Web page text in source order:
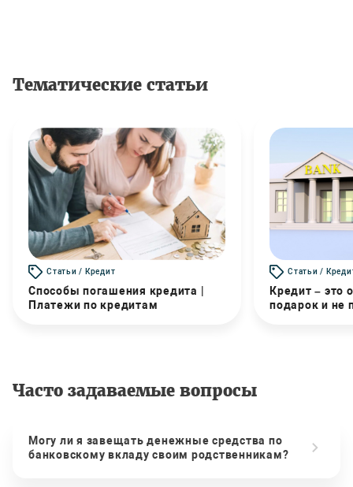
Тематические статьи
Статьи / Кредит
Способы погашения кредита |
Платежи по кредитам
Статьи /
Кредит – это
подарок и не
Часто задаваемые вопросы
Могу ли я завещать денежные средства по
банковскому вкладу своим родственникам?